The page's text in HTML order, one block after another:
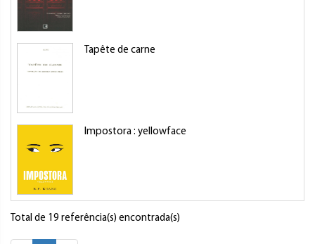
Tapête de carne
Impostora : yellowface
Total de 19 referência(s) encontrada(s)